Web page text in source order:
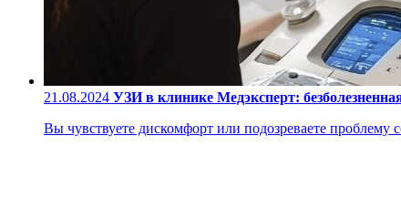
21.08.2024 УЗИ в клинике Медэксперт:
Вы чувствуете дискомфорт или подозреваете проблему